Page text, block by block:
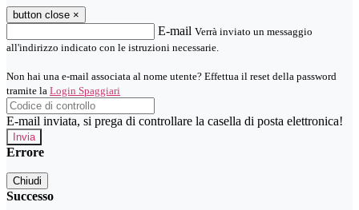
button close ×
E-mail Verrà inviato un messaggio
all'indirizzo indicato con le istruzioni necessarie.
Non hai una e-mail associata al nome utente? Effettua il reset della password
tramite la Login Spaggiari
E-mail inviata, si prega di controllare la casella di posta elettronica!
Errore
Chiudi
Successo